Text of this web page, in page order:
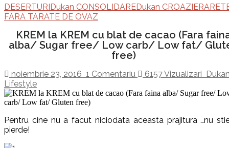
DESERTURIDukan CONSOLIDAREDukan CROAZIERA
FARA TARATE DE OVAZ
KREM la KREM cu blat de cacao (Fara
alba/ Sugar free/ Low carb/ Low fat/
free)
noiembrie 23, 2016 1 Comentariu 6157 Vizualizari
Lifestyle
Pentru cine nu a facut niciodata aceasta prajitura …nu
pierde!